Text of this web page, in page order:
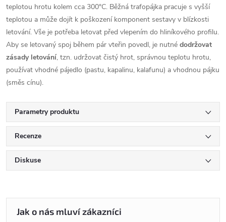
teplotou hrotu kolem cca 300°C. Běžná trafopájka pracuje s vyšší
teplotou a může dojít k poškození komponent sestavy v blízkosti
letování. Vše je potřeba letovat před vlepením do hliníkového profilu.
Aby se letovaný spoj během pár vteřin povedl, je nutné dodržovat
zásady letování, tzn. udržovat čistý hrot, správnou teplotu hrotu,
používat vhodné pájedlo (pastu, kapalinu, kalafunu) a vhodnou pájku
(směs cínu).
Parametry produktu
Recenze
Diskuse